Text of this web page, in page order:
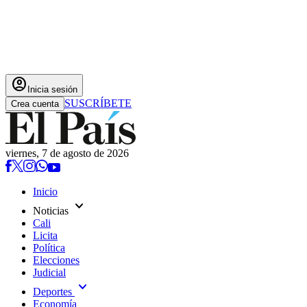
account_circle Inicia sesión
Crea cuenta SUSCRÍBETE
viernes, 7 de agosto de 2026
Inicio
Noticias expand_more
Cali
Licita
Política
Elecciones
Judicial
Deportes expand_more
Economía